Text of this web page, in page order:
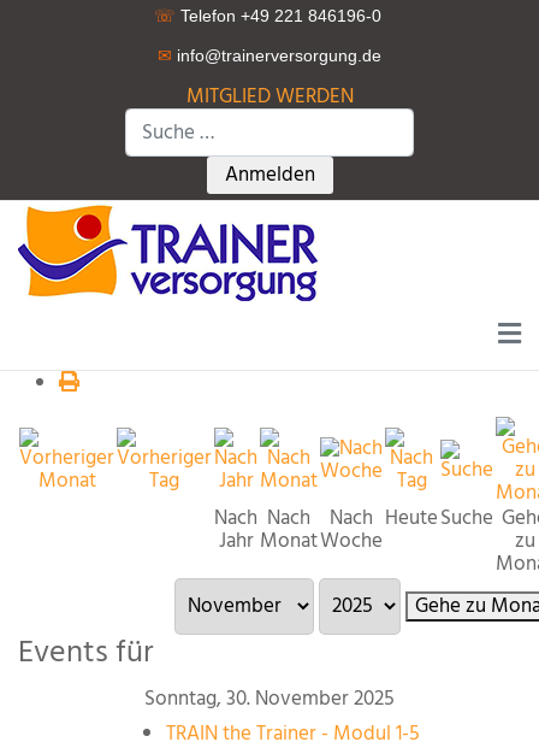
☏ Telefon +49 221 846196-0
✉ info@trainerversorgung.de
MITGLIED WERDEN
Suchen
Type 2 or more characters for
Anmelden
Nach
Jahr
Nach
Monat
Nach
Woche
HeuteSuche
zu
Gehe zu
Events für
Sonntag, 30. November 2025
TRAIN the Trainer - Modul 1-5